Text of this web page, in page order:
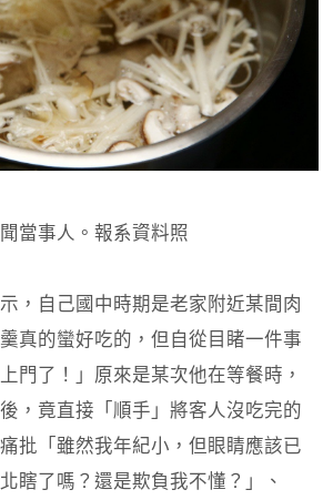
當事人。報系資料照
，自己國中時期是老家附近某間肉
真的蠻好吃的，但自從目睹一件事
門了！」原來是某次他在等餐時，
，竟直接「順手」將客人沒吃完的
批「雖然我年紀小，但眼睛應該已
瞎了嗎？還是欺負我不懂？」、